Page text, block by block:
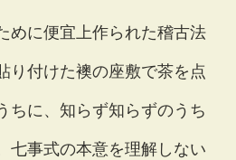
めに便宜上作られた稽古法
り付けた襖の座敷で茶を点
ちに、知らず知らずのうち
七事式の本意を理解しない